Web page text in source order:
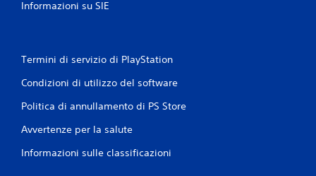
Informazioni su SIE
Termini di servizio di PlayStation
Condizioni di utilizzo del software
Politica di annullamento di PS Store
Avvertenze per la salute
Informazioni sulle classificazioni